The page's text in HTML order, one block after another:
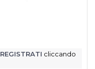
REGISTRATI cliccando